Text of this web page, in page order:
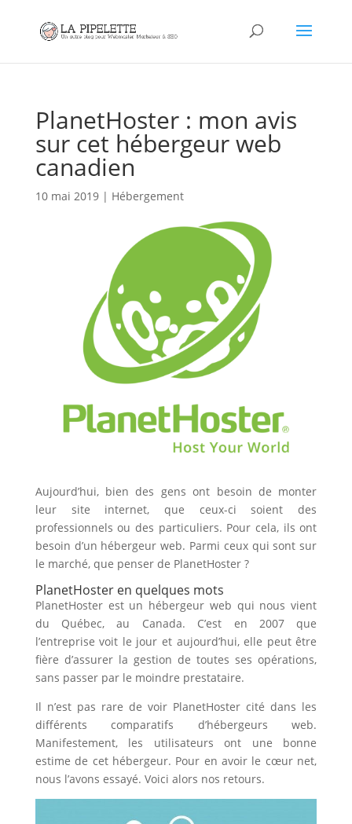
PlanetHoster : mon avis
sur cet hébergeur web
canadien
10 mai 2019| Hébergement
Aujourd’hui, bien des gens ont besoin de monter
leur site internet, que ceux-ci soient des
professionnels ou des particuliers. Pour cela, ils ont
besoin d’un hébergeur web. Parmi ceux qui sont sur
le marché, que penser de PlanetHoster ?
PlanetHoster en quelques mots
PlanetHoster est un hébergeur web qui nous vient
du Québec, au Canada. C’est en 2007 que
l’entreprise voit le jour et aujourd’hui, elle peut être
fière d’assurer la gestion de toutes ses opérations,
sans passer par le moindre prestataire.
Il n’est pas rare de voir PlanetHoster cité dans les
différents comparatifs d’hébergeurs web.
Manifestement, les utilisateurs ont une bonne
estime de cet hébergeur. Pour en avoir le cœur net,
nous l’avons essayé. Voici alors nos retours.